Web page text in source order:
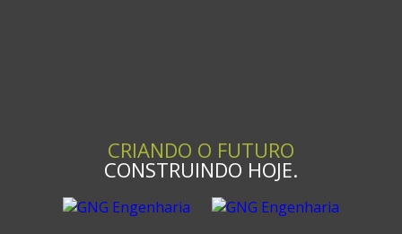
CRIANDO O FUTURO
CONSTRUINDO HOJE.